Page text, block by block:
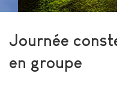
Journée
en groupe